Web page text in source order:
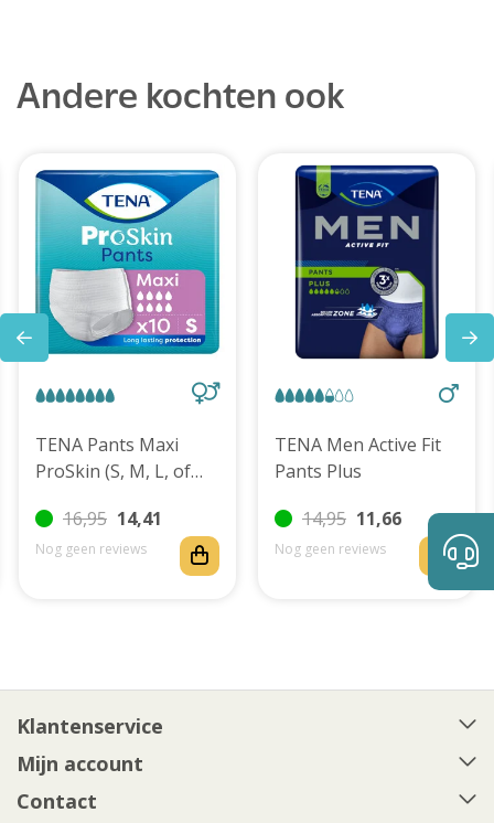
Andere kochten ook
TENA Pants Maxi
ProSkin (S, M, L, of
16,95 14,41
Nog geen reviews
TENA Men Active Fit
Pants Plus
14,95 11,66
Nog geen reviews
Klantenservice
Mijn account
Contact